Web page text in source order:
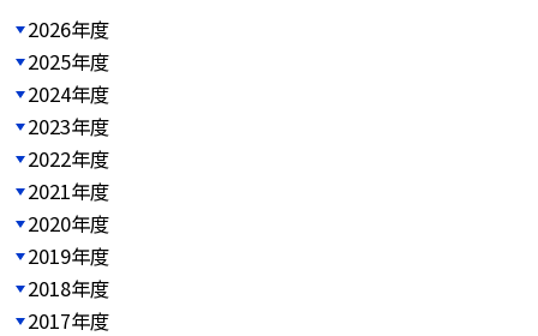
2026年度
2025年度
2024年度
2023年度
2022年度
2021年度
2020年度
2019年度
2018年度
2017年度